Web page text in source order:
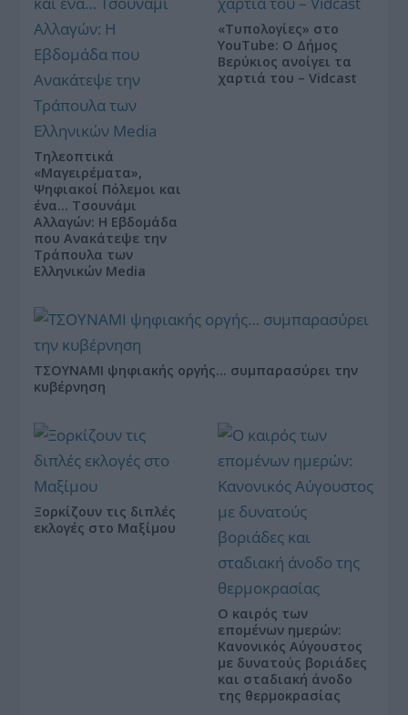
Τηλεοπτικά
«Μαγειρέματα»,
Ψηφιακοί Πόλεμοι και
ένα… Τσουνάμι
Αλλαγών: Η Εβδομάδα
που Ανακάτεψε την
Τράπουλα των
Ελληνικών Media
«Τυπολογίες» στο
YouTube: Ο Δήμος
Βερύκιος ανοίγει τα
χαρτιά του – Vidcast
ΤΣΟΥΝΑΜΙ ψηφιακής οργής… συμπαρασύρει την
κυβέρνηση
Ξορκίζουν τις διπλές
εκλογές στο Μαξίμου
Ο καιρός των
επομένων ημερών:
Κανονικός Αύγουστος
με δυνατούς βοριάδες
και σταδιακή άνοδο
της θερμοκρασίας